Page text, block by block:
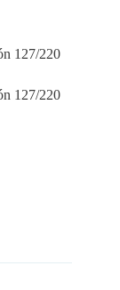
127/220
127/220